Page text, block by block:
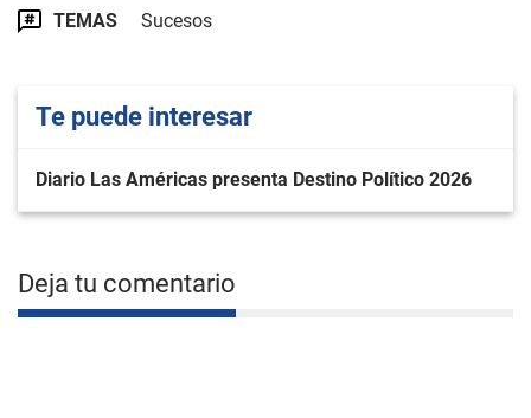
TEMAS Sucesos
Te puede interesar
Diario Las Américas presenta Destino Político 2026
Deja tu comentario